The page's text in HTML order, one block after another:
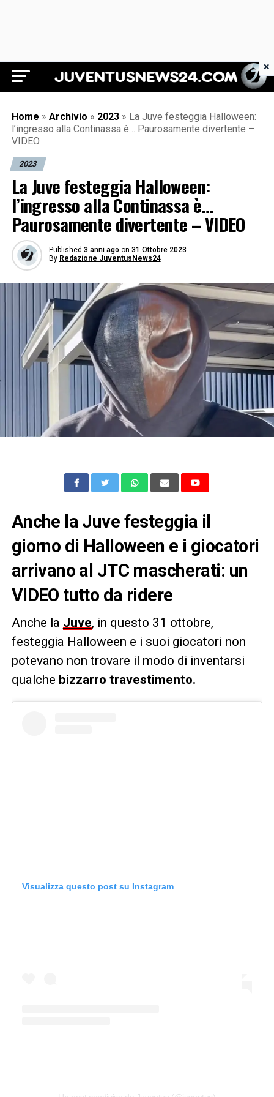
Juventus News 24
Home » Archivio » 2023 » La Juve festeggia Halloween:
l’ingresso alla Continassa è… Paurosamente divertente –
VIDEO
2023
La Juve festeggia Halloween:
l’ingresso alla Continassa è…
Paurosamente divertente – VIDEO
Published 3 anni ago on 31 Ottobre 2023
By Redazione JuventusNews24
Anche la Juve festeggia il
giorno di Halloween e i giocatori
arrivano al JTC mascherati: un
VIDEO tutto da ridere
Anche la Juve, in questo 31 ottobre,
festeggia Halloween e i suoi giocatori non
potevano non trovare il modo di inventarsi
qualche bizzarro travestimento.
Visualizza questo post su Instagram
×